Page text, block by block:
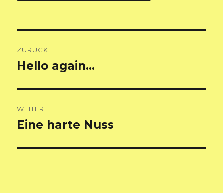
ZURÜCK
Vorheriger
Hello again…
WEITER
Nächster
Eine harte Nuss